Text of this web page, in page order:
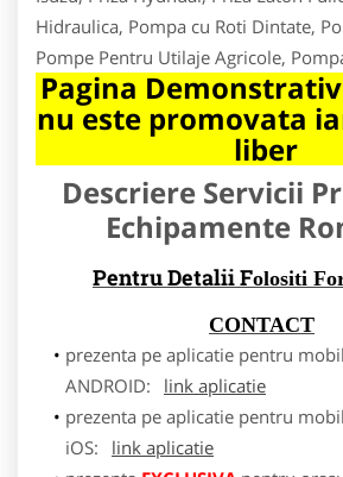
Hidraulica, Pompa cu Roti Dintate,
Pompe Pentru Utilaje Agricole,
Pagina
nu este promovata
liber
Descriere Servicii
Echipamente
Pentru Detalii Folositi
CONTACT
prezenta pe aplicatie pentru
ANDROID:
link aplicatie
prezenta pe aplicatie pentru
iOS:
link aplicatie